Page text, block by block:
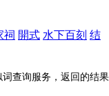
祠 開式 水下百刻 结
查询服务，返回的结果